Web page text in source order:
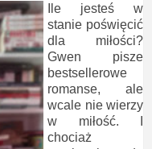
Ile jesteś w
stanie poświęcić
dla miłości?
Gwen pisze
bestsellerowe
romanse, ale
wcale nie wierzy
w miłość. I
chociaż